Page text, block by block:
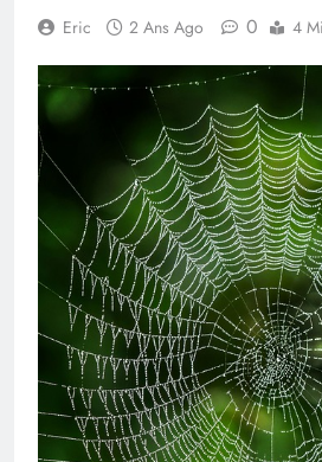
Eric 2 Ans Ago 0 4